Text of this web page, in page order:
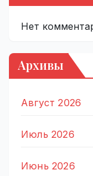
Нет
Архивы
Август 2026
Июль 2026
Июнь 2026